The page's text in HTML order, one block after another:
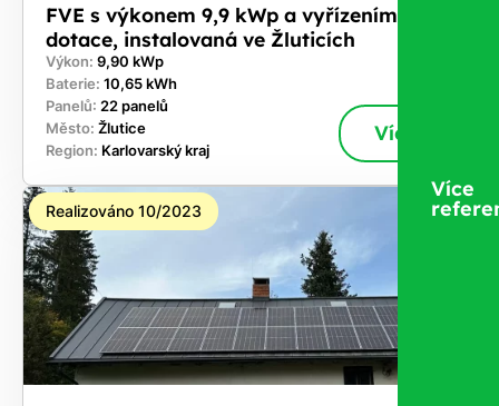
FVE s výkonem 9,9 kWp a vyřízením
dotace, instalovaná ve Žluticích
Výkon: 9,90 kWp
Baterie: 10,65 kWh
Panelů: 22 panelů
Město: Žlutice
Region: Karlovarský kraj
Více
Realizováno 10/2023
Více